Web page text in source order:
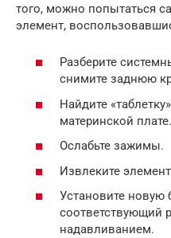
того, можно попытаться
элемент,
Разберите
снимите заднюю
Найдите
материнской плате.
Ослабьте зажимы.
Извлеките
Установите новую
соответствующий
надавливанием.